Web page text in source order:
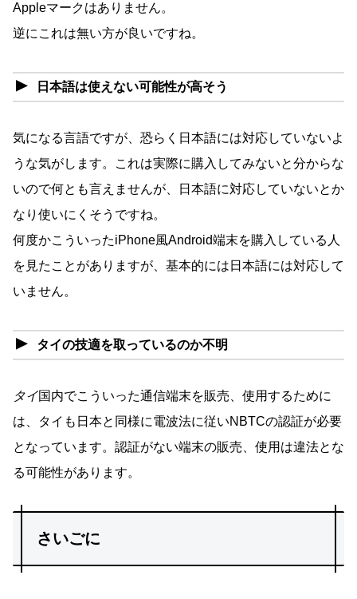
Appleマークはありません。
逆にこれは無い方が良いですね。
日本語は使えない可能性が高そう
気になる言語ですが、恐らく日本語には対応していないよ
うな気がします。これは実際に購入してみないと分からな
いので何とも言えませんが、日本語に対応していないとか
なり使いにくそうですね。
何度かこういったiPhone風Android端末を購入している人
を見たことがありますが、基本的には日本語には対応して
いません。
タイの技適を取っているのか不明
タイ国内でこういった通信端末を販売、使用するために
は、タイも日本と同様に電波法に従いNBTCの認証が必要
となっています。認証がない端末の販売、使用は違法とな
る可能性があります。
さいごに